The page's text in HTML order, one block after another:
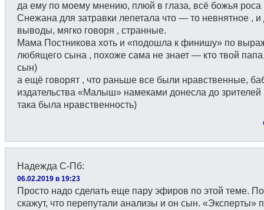
да ему по моему мнению, плюй в глаза, всё божья роса
Снежана для затравки лепетала что — то невнятное , и
выводы, мягко говоря , странные.
Мама Постникова хоть и «подошла к финишу» по
любящего сына , похоже сама не знает — кто твой
сын)
а ещё говорят , что раньше все были нравственные,
издательства «Малыш» намеками донесла до зрителей
така была нравственность)
Надежда С-Пб:
06.02.2019 в 19:23
Просто надо сделать еще пару эфиров по этой теме.
скажут, что перепутали анализы и он сын. «Эксперты»